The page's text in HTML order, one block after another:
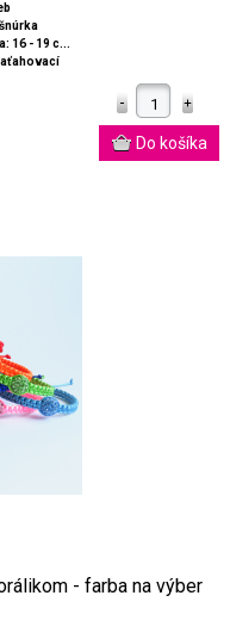
16 - 19 c...
- farba na výber